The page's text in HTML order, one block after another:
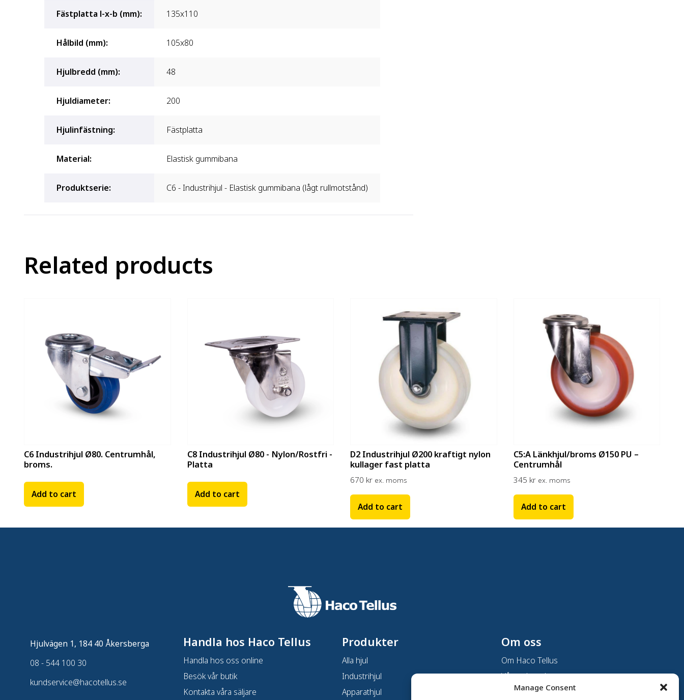
Manage Consent
Fästplatta l-x-b (mm): 135x110
Hålbild (mm): 105x80
Hjulbredd (mm): 48
Hjuldiameter: 200
Hjulinfästning: Fästplatta
Material: Elastisk gummibana
Produktserie: C6 - Industrihjul - Elastisk gummibana (lågt rullmotstånd)
Related products
C6 Industrihjul Ø80. Centrumhål,
broms.
Add to cart
C8 Industrihjul Ø80 - Nylon/Rostfri -
Platta
Add to cart
D2 Industrihjul Ø200 kraftigt nylon
kullager fast platta
670 kr ex. moms
Add to cart
C5:A Länkhjul/broms Ø150 PU –
Centrumhål
345 kr ex. moms
Add to cart
Hjulvägen 1, 184 40 Åkersberga
08 - 544 100 30
kundservice@hacotellus.se
Handla hos Haco Tellus
Handla hos oss online
Besök vår butik
Kontakta våra säljare
Produkter
Alla hjul
Industrihjul
Apparathjul
Om oss
Om Haco Tellus
Vår verksamhet
Vår historia